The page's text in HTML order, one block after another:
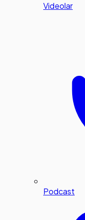
Videolar
Podcast